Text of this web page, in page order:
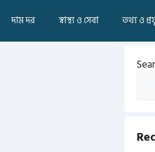
দাম দর স্বাস্থ্য ও সেবা তথ্য ও